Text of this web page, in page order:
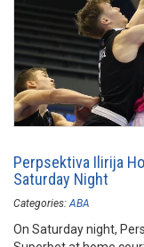
Perpsektiva Ilirija
Saturday Night
Categories: ABA
On Saturday night,